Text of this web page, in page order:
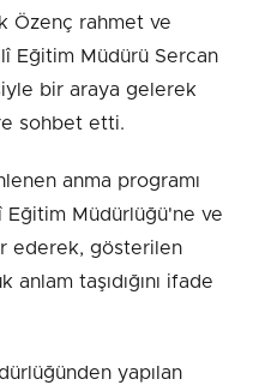
Özenç rahmet ve
Eğitim Müdürü Sercan
bir araya gelerek
sohbet etti.
anma programı
Eğitim Müdürlüğü'ne ve
ederek, gösterilen
taşıdığını ifade
yapılan